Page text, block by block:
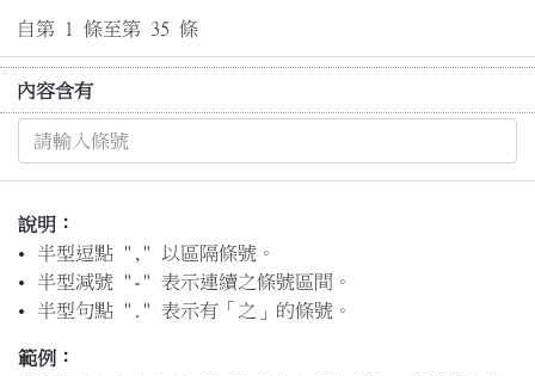
自第 1 條至第 35 條
內容含有
說明：
半型逗點 "," 以區隔條號。
半型減號 "-" 表示連續之條號區間。
半型句點 "." 表示有「之」的條號。
範例：